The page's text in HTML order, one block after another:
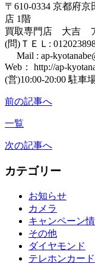
〒610-0334 京都府
店 1階
買取専門店 大吉
(問)ＴＥＬ:
Mail : ap-
Web： http://ap-
(営)10:00-20:00 駐車
前の記事へ
一覧
次の記事へ
カテゴリー
お知らせ
カメラ
キャンペーン
その他
ダイヤモンド
テレホンカード